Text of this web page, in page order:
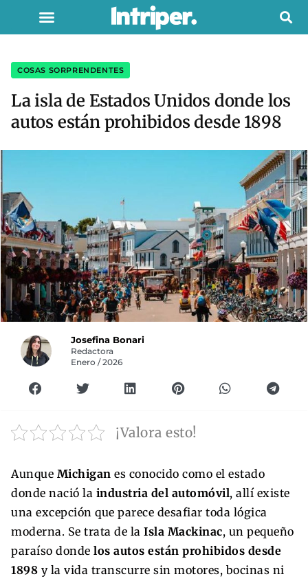
COSAS SORPRENDENTES
La isla de Estados Unidos donde los
autos están prohibidos desde 1898
Josefina Bonari
Redactora
Enero / 2026
¡Valora esto!
Aunque Michigan es conocido como el estado
donde nació la industria del automóvil, allí existe
una excepción que parece desafiar toda lógica
moderna. Se trata de la Isla Mackinac, un pequeño
paraíso donde los autos están prohibidos desde
1898 y la vida transcurre sin motores, bocinas ni